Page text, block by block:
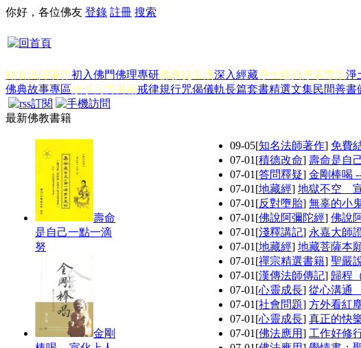
你好，各位佛友 登錄 註冊 搜索
知名法師著作初入佛門佛理專研佛教徒生活深入經藏淨土經典淨宗專集淨
佛典故事專區故事寓言書籍戒律規行咒偈儀軌長篇套書精選文集民間善書
最新佛教書籍
壽命
是自己一點一滴
努
金剛
09-05[知名法師著作] 免費
07-01 [積德改命] 壽命是自
07-01 [答問釋疑] 金剛棒喝
07-01 [地藏經] 地獄不空
07-01 [反對墮胎] 無辜的小
07-01 [佛說阿彌陀經] 佛說
07-01 [淺釋講記] 永嘉大師
07-01 [地藏經] 地藏菩薩本
07-01 [禪宗精選書籍] 聖嚴
07-01 [漢傳法師傳記] 歸程
07-01 [心靈成長] 從心溝通
07-01 [社會問題] 方外看紅
07-01 [心靈成長] 真正的快
07-01 [佛法應用] 工作好修